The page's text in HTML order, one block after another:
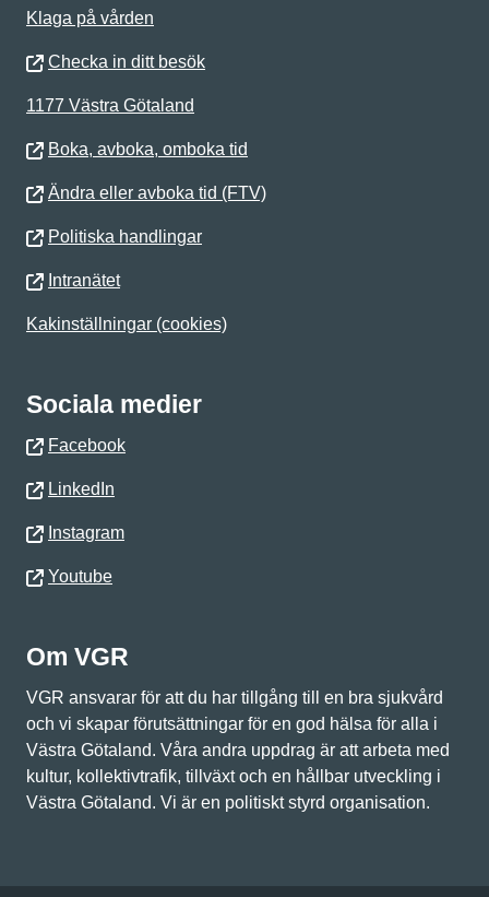
Klaga på vården
Checka in ditt besök
1177 Västra Götaland
Boka, avboka, omboka tid
Ändra eller avboka tid (FTV)
Politiska handlingar
Intranätet
Kakinställningar (cookies)
Sociala medier
Facebook
LinkedIn
Instagram
Youtube
Om VGR
VGR ansvarar för att du har tillgång till en bra sjukvård
och vi skapar förutsättningar för en god hälsa för alla i
Västra Götaland. Våra andra uppdrag är att arbeta med
kultur, kollektivtrafik, tillväxt och en hållbar utveckling i
Västra Götaland. Vi är en politiskt styrd organisation.